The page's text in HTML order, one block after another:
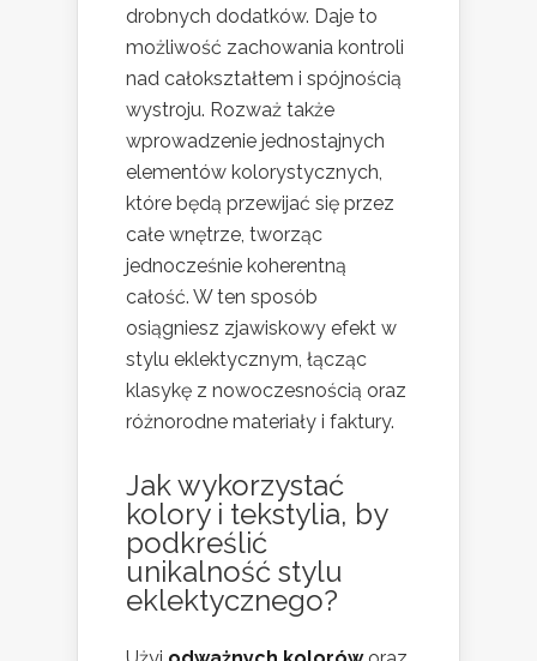
drobnych dodatków. Daje to
możliwość zachowania kontroli
nad całokształtem i spójnością
wystroju. Rozważ także
wprowadzenie jednostajnych
elementów kolorystycznych,
które będą przewijać się przez
całe wnętrze, tworząc
jednocześnie koherentną
całość. W ten sposób
osiągniesz zjawiskowy efekt w
stylu eklektycznym, łącząc
klasykę z nowoczesnością oraz
różnorodne materiały i faktury.
Jak wykorzystać
kolory i tekstylia, by
podkreślić
unikalność stylu
eklektycznego?